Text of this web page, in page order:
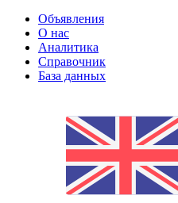
Объявления
О нас
Аналитика
Справочник
База данных